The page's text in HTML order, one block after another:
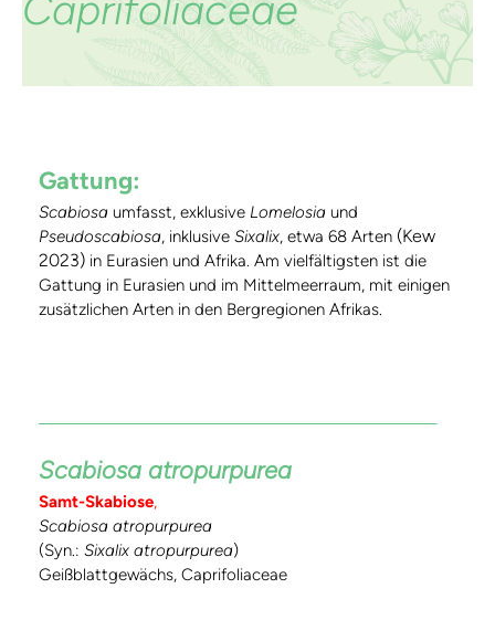
Gattung:
Scabiosa umfasst, exklusive Lomelosia und
Pseudoscabiosa, inklusive Sixalix, etwa 68 Arten (Kew
2023) in Eurasien und Afrika. Am vielfältigsten ist die
Gattung in Eurasien und im Mittelmeerraum, mit einigen
zusätzlichen Arten in den Bergregionen Afrikas.
Scabiosa atropurpurea
Samt-Skabiose,
Scabiosa atropurpurea
(Syn.: Sixalix atropurpurea)
Geißblattgewächs, Caprifoliaceae